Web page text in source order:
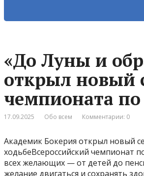
«До Луны и
открыл новый
чемпионата
17.09.2025 Обо всем Комментарии: 0
Академик Бокерия открыл новый
ходьбеВсероссийский чемпионат
всех желающих — от детей до
желание двигаться и сохранять